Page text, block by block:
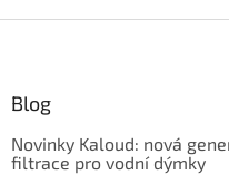
Blog
Novinky Kaloud: nová
filtrace pro vodní dýmky